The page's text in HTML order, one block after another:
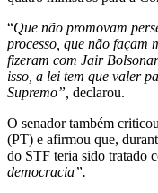
“Que não promovam
processo, que não façam
fizeram com Jair
isso, a lei tem que valer
Supremo”, declarou.
O senador também
(PT) e afirmou que,
do STF teria sido tratado
democracia”.